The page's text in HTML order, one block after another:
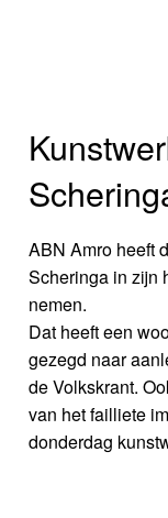
ABN Amro heeft
Scheringa in zijn
nemen.
Dat heeft een
gezegd naar
de Volkskrant.
van het failliete
donderdag